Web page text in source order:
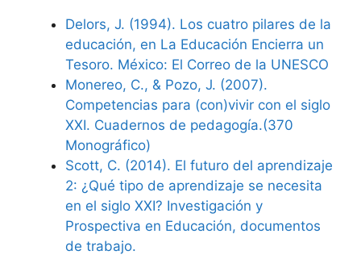
Delors, J. (1994). Los cuatro pilares de la
educación, en La Educación Encierra un
Tesoro. México: El Correo de la UNESCO
Monereo, C., & Pozo, J. (2007).
Competencias para (con)vivir con el siglo
XXI. Cuadernos de pedagogía.(370
Monográfico)
Scott, C. (2014). El futuro del aprendizaje
2: ¿Qué tipo de aprendizaje se necesita
en el siglo XXI? Investigación y
Prospectiva en Educación, documentos
de trabajo.